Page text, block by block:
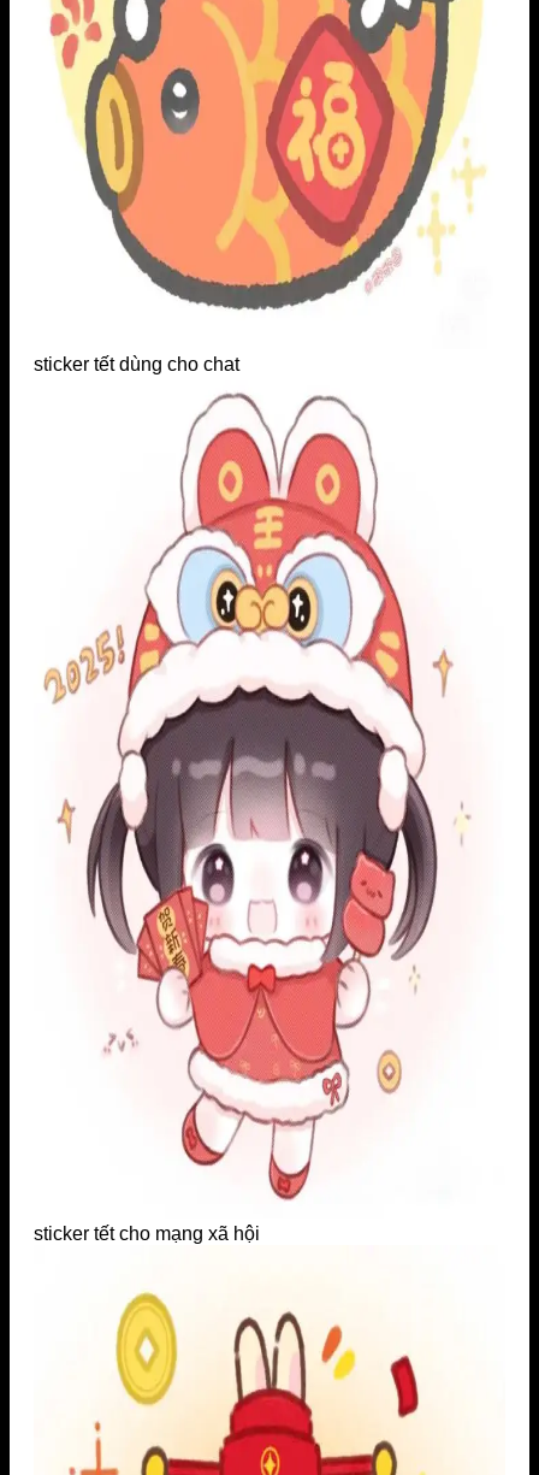
sticker tết dùng cho chat
sticker tết cho mạng xã hội